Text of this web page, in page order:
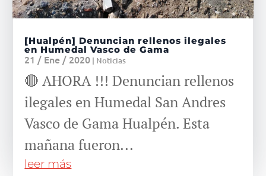
[Hualpén] Denuncian rellenos ilegales
en Humedal Vasco de Gama
21 / Ene / 2020 | Noticias
🔴 AHORA !!! Denuncian rellenos
ilegales en Humedal San Andres
Vasco de Gama Hualpén. Esta
mañana fueron...
leer más